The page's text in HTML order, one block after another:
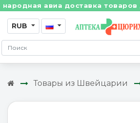
авиа доставка товаров для
RUB
Товары из Швейцарии